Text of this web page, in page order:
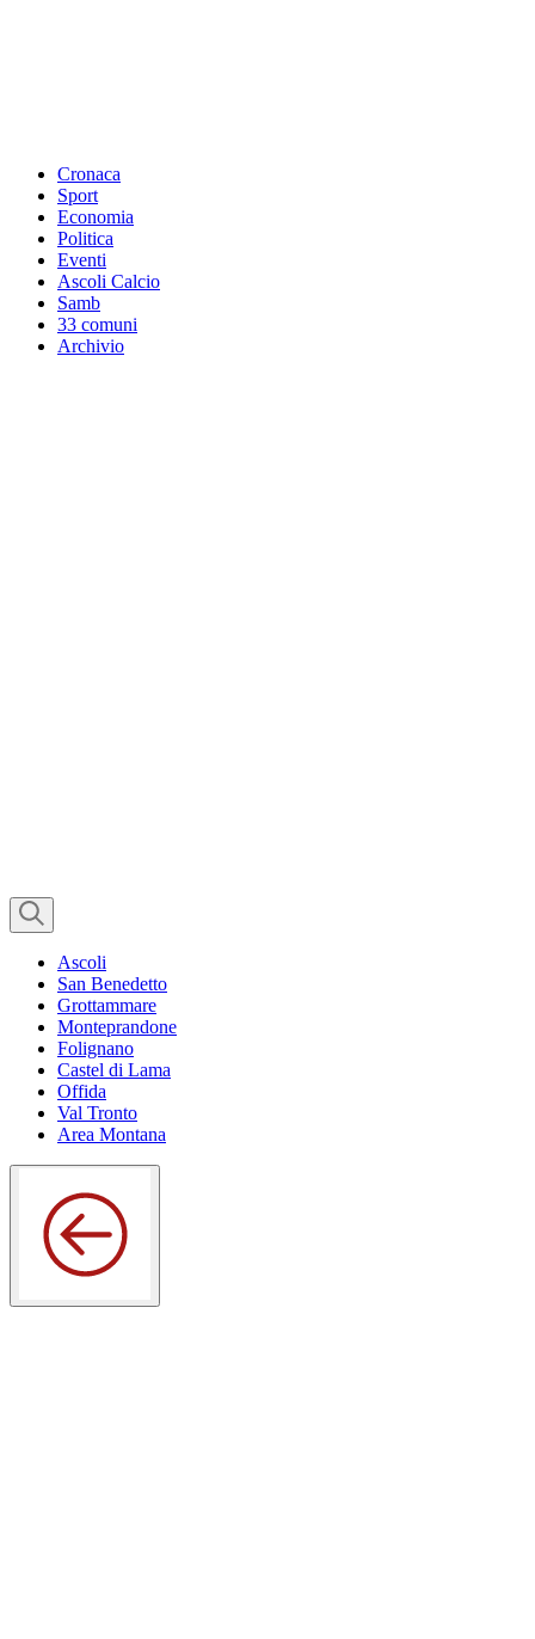
Cronaca
Sport
Economia
Politica
Eventi
Ascoli Calcio
Samb
33 comuni
Archivio
Ascoli
San Benedetto
Grottammare
Monteprandone
Folignano
Castel di Lama
Offida
Val Tronto
Area Montana